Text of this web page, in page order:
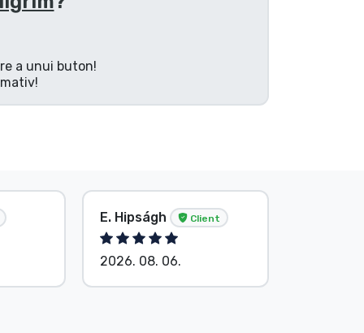
a unui buton!
E. Hipságh Client
2026. 08. 06.